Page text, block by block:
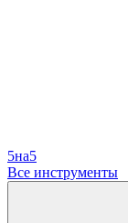
5на5
Все инструменты